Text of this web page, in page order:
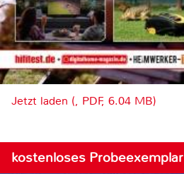
Jetzt laden (, PDF, 6.04 MB)
kostenloses Probeexemplar